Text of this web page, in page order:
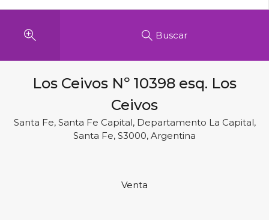
Buscar
Los Ceivos Nº 10398 esq. Los
Ceivos
Santa Fe, Santa Fe Capital, Departamento La Capital,
Santa Fe, S3000, Argentina
Venta